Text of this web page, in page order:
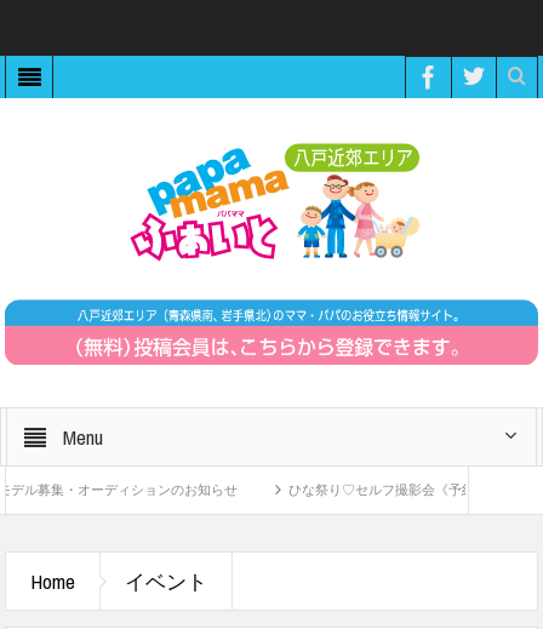
Menu
募集・オーディションのお知らせ ひな祭り♡セルフ撮影会《予約制》
Home イベント